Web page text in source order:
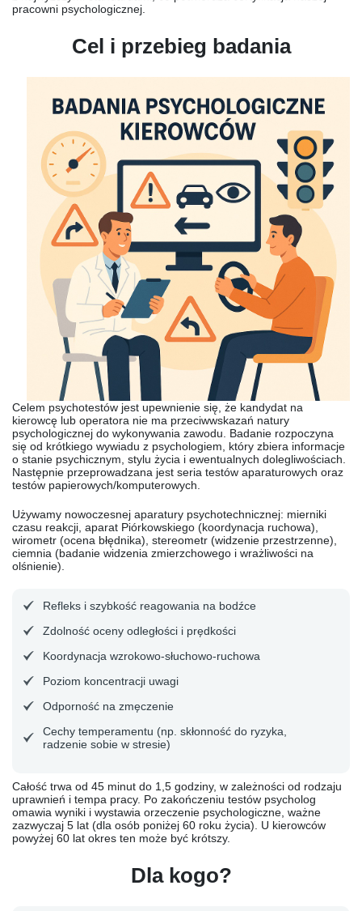
pracowni psychologicznej.
Cel i przebieg badania
Celem psychotestów jest upewnienie się, że kandydat na
kierowcę lub operatora nie ma przeciwwskazań natury
psychologicznej do wykonywania zawodu. Badanie rozpoczyna
się od krótkiego wywiadu z psychologiem, który zbiera informacje
o stanie psychicznym, stylu życia i ewentualnych dolegliwościach.
Następnie przeprowadzana jest seria testów aparaturowych oraz
testów papierowych/komputerowych.
Używamy nowoczesnej aparatury psychotechnicznej: mierniki
czasu reakcji, aparat Piórkowskiego (koordynacja ruchowa),
wirometr (ocena błędnika), stereometr (widzenie przestrzenne),
ciemnia (badanie widzenia zmierzchowego i wrażliwości na
olśnienie).
Refleks i szybkość reagowania na bodźce
Zdolność oceny odległości i prędkości
Koordynacja wzrokowo-słuchowo-ruchowa
Poziom koncentracji uwagi
Odporność na zmęczenie
Cechy temperamentu (np. skłonność do ryzyka,
radzenie sobie w stresie)
Całość trwa od 45 minut do 1,5 godziny, w zależności od rodzaju
uprawnień i tempa pracy. Po zakończeniu testów psycholog
omawia wyniki i wystawia orzeczenie psychologiczne, ważne
zazwyczaj 5 lat (dla osób poniżej 60 roku życia). U kierowców
powyżej 60 lat okres ten może być krótszy.
Dla kogo?